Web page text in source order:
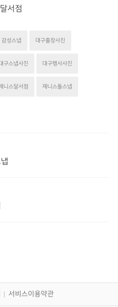
서점
감성스냅 대구출장사진
구스냅사진 대구행사사진
니스달서점 제니스돌스냅
서비스이용약관